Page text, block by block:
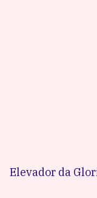
Elevador da